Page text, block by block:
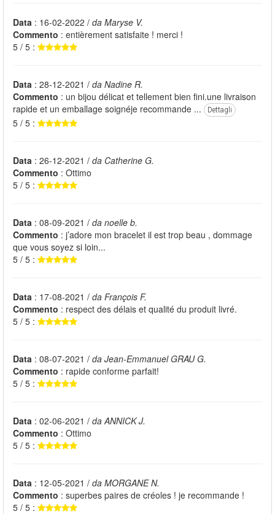
Data : 16-02-2022 / da Maryse V.
Commento : entièrement satisfaite ! merci !
5 / 5 :
Data : 28-12-2021 / da Nadine R.
Commento : un bijou délicat et tellement bien fini.une livraison
rapide et un emballage soignéje recommande ...
Dettagli
5 / 5 :
Data : 26-12-2021 / da Catherine G.
Commento : Ottimo
5 / 5 :
Data : 08-09-2021 / da noelle b.
Commento : j’adore mon bracelet il est trop beau , dommage
que vous soyez si loin...
5 / 5 :
Data : 17-08-2021 / da François F.
Commento : respect des délais et qualité du produit livré.
5 / 5 :
Data : 08-07-2021 / da Jean-Emmanuel GRAU G.
Commento : rapide conforme parfait!
5 / 5 :
Data : 02-06-2021 / da ANNICK J.
Commento : Ottimo
5 / 5 :
Data : 12-05-2021 / da MORGANE N.
Commento : superbes paires de créoles ! je recommande !
5 / 5 :